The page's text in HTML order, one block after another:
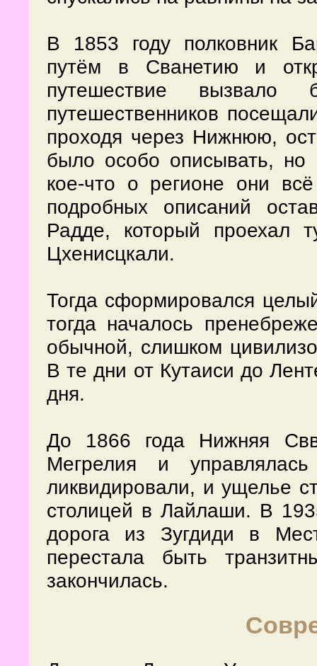
В 1853 году полковник
путём в Сванетию и
путешествие
путешественников
проходя через Нижнюю,
было особо описывать, но
кое-что о регионе они
подробных описаний
Радде, который проехал
Цхенисцкали.
Тогда сформировался
тогда началось
обычной, слишком
В те дни от Кутаиси до
дня.
До 1866 года Нижняя
Мегрелия и
ликвидировали, и ущелье
столицей в Лайлаши. В
дорога из Зугдиди в
перестала быть
закончилась.